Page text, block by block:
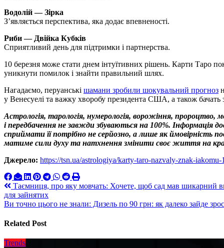
Водолій — Зірка
З’являється перспектива, яка додає впевненості.
Риби — Двійка Кубків
Сприятливий день для підтримки і партнерства.
10 березня може стати днем інтуїтивних рішень. Карти Таро
уникнути помилок і знайти правильний шлях.
Нагадаємо, перуанські шамани зробили шокувальний прогноз
у Венесуелі та важку хворобу президента США, а також бачать
Астрологія, тарологія, нумерологія, ворожіння, пророцтво,
і передбачення не завжди збуваються на 100%. Інформація
сприймати її потрібно не серйозно, а лише як
матиме сили духу та натхнення змінити своє життя на
Джерело: https://tsn.ua/astrologiya/karty-taro-nazvaly-znak-
Навигация
по
Таємниця, про яку мовчать: Хочете, щоб сад мав шикарний
для зайнятих
Ви точно цього не знали: Дизель по 90 грн: як далеко зайде
Related Post
Trends